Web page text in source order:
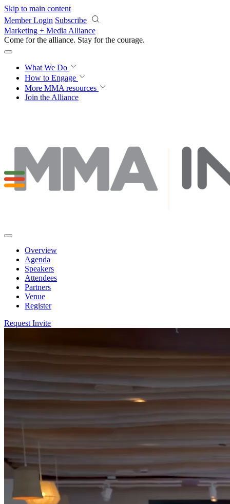
Skip to main content
Member Login Subscribe
Marketing + Media Alliance
Come for the alliance. Stay for the courage.
What We Do
How to Engage
More MMA resources
Join the Alliance
Overview
Agenda
Speakers
Attendees
Partners
Venue
Register
Request Invite